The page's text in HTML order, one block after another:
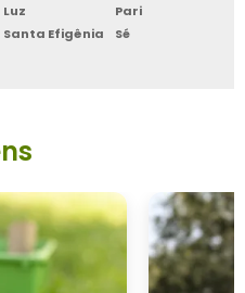
Luz
Pari
Santa Efigênia
Sé